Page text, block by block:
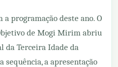
programação deste ano. O
de Mogi Mirim abriu
da Terceira Idade da
a apresentação